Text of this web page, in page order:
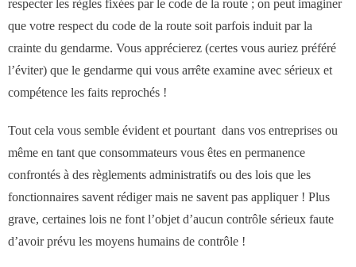
commerciaux
- Formations organisationnelles
Le Cabinet
- Notre valeur ajoutée
- JF Choblet
respecter les règles fixées par le code de la route ; on peut imaginer
que votre respect du code de la route soit parfois induit par la
crainte du gendarme. Vous apprécierez (certes vous auriez préféré
l’éviter) que le gendarme qui vous arrête examine avec sérieux et
compétence les faits reprochés !
Tout cela vous semble évident et pourtant dans vos entreprises ou
même en tant que consommateurs vous êtes en permanence
confrontés à des règlements administratifs ou des lois que les
fonctionnaires savent rédiger mais ne savent pas appliquer ! Plus
grave, certaines lois ne font l’objet d’aucun contrôle sérieux faute
d’avoir prévu les moyens humains de contrôle !